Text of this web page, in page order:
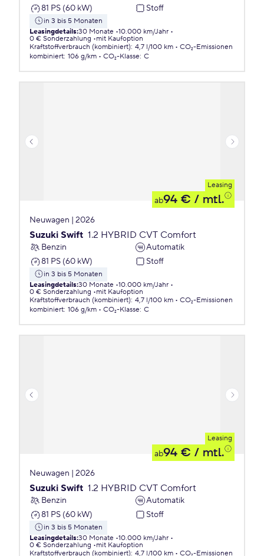
81 PS (60 kW)
Stoff
in 3 bis 5 Monaten
Leasingdetails:30 Monate 10.000 km/Jahr
0 € Sonderzahlung
mit Kaufoption
Kraftstoffverbrauch (kombiniert): 4,7 l/100 km
CO₂-Emissionen
kombiniert: 106 g/km CO₂-Klasse: C
Leasing
ab94 € / mtl.
Neuwagen | 2026
Suzuki Swift 1.2 HYBRID CVT Comfort
Benzin
Automatik
81 PS (60 kW)
Stoff
in 3 bis 5 Monaten
Leasingdetails:30 Monate 10.000 km/Jahr
0 € Sonderzahlung
mit Kaufoption
Kraftstoffverbrauch (kombiniert): 4,7 l/100 km
CO₂-Emissionen
kombiniert: 106 g/km CO₂-Klasse: C
Leasing
ab94 € / mtl.
Neuwagen | 2026
Suzuki Swift 1.2 HYBRID CVT Comfort
Benzin
Automatik
81 PS (60 kW)
Stoff
in 3 bis 5 Monaten
Leasingdetails:30 Monate 10.000 km/Jahr
0 € Sonderzahlung
mit Kaufoption
Kraftstoffverbrauch (kombiniert): 4,7 l/100 km CO₂-Emissionen